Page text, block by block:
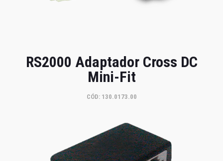
RS2000 Adaptador Cross DC
Mini-Fit
CÓD: 130.0173.00